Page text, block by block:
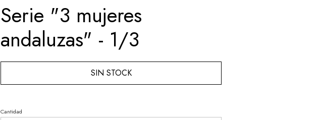
Serie "3 mujeres
andaluzas" - 1/3
SIN STOCK
Cantidad